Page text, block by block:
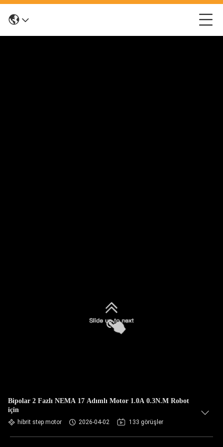
Bipolar 2 Fazlı NEMA 17 Adımlı Motor 1.0A 0.3N.M Robot
için
hibrit step motor 2026-04-02 133 görüşler